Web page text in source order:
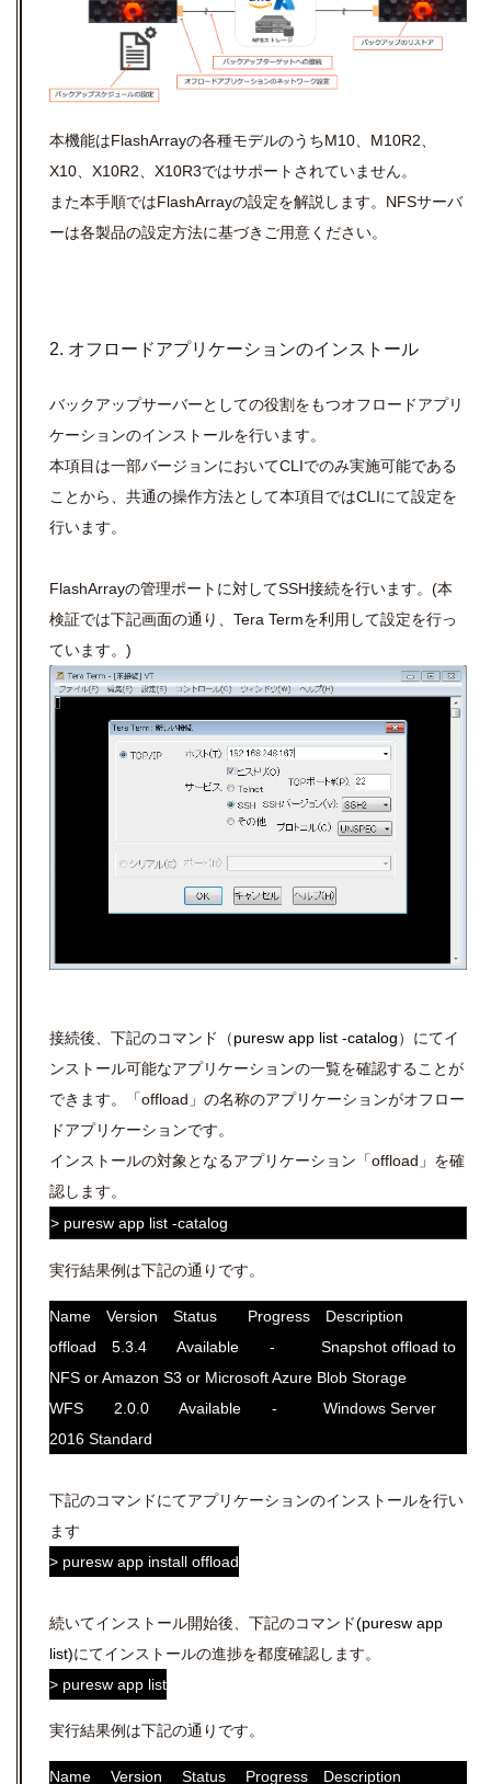
本機能はFlashArrayの各種モデルのうちM10、M10R2、
X10、X10R2、X10R3ではサポートされていません。
また本手順ではFlashArrayの設定を解説します。NFSサーバ
ーは各製品の設定方法に基づきご用意ください。
2. オフロードアプリケーションのインストール
バックアップサーバーとしての役割をもつオフロードアプリ
ケーションのインストールを行います。
本項目は一部バージョンにおいてCLIでのみ実施可能である
ことから、共通の操作方法として本項目ではCLIにて設定を
行います。
FlashArrayの管理ポートに対してSSH接続を行います。(本
検証では下記画面の通り、Tera Termを利用して設定を行っ
ています。)
接続後、下記のコマンド（puresw app list -catalog）にてイ
ンストール可能なアプリケーションの一覧を確認することが
できます。「offload」の名称のアプリケーションがオフロー
ドアプリケーションです。
インストールの対象となるアプリケーション「offload」を確
認します。
> puresw app list -catalog
実行結果例は下記の通りです。
Name Version Status Progress Description
offload 5.3.4 Available - Snapshot offload to
NFS or Amazon S3 or Microsoft Azure Blob Storage
WFS 2.0.0 Available - Windows Server
2016 Standard
下記のコマンドにてアプリケーションのインストールを行い
ます
> puresw app install offload
続いてインストール開始後、下記のコマンド(puresw app
list)にてインストールの進捗を都度確認します。
> puresw app list
実行結果例は下記の通りです。
Name Version Status Progress Description